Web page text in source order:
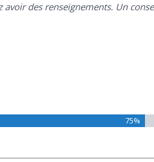
des renseignements. Un
75%